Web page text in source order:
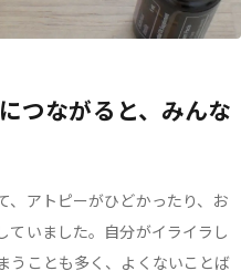
つながると、みんな
、アトピーがひどかったり、お
ていました。自分がイライラし
うことも多く、よくないことば